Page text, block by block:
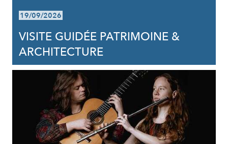
19/09/2026
VISITE GUIDÉE PATRIMOINE &
ARCHITECTURE